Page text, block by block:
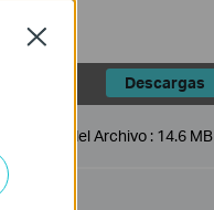
Descargas
Tamaño del Archivo : 14.6 MB
Close